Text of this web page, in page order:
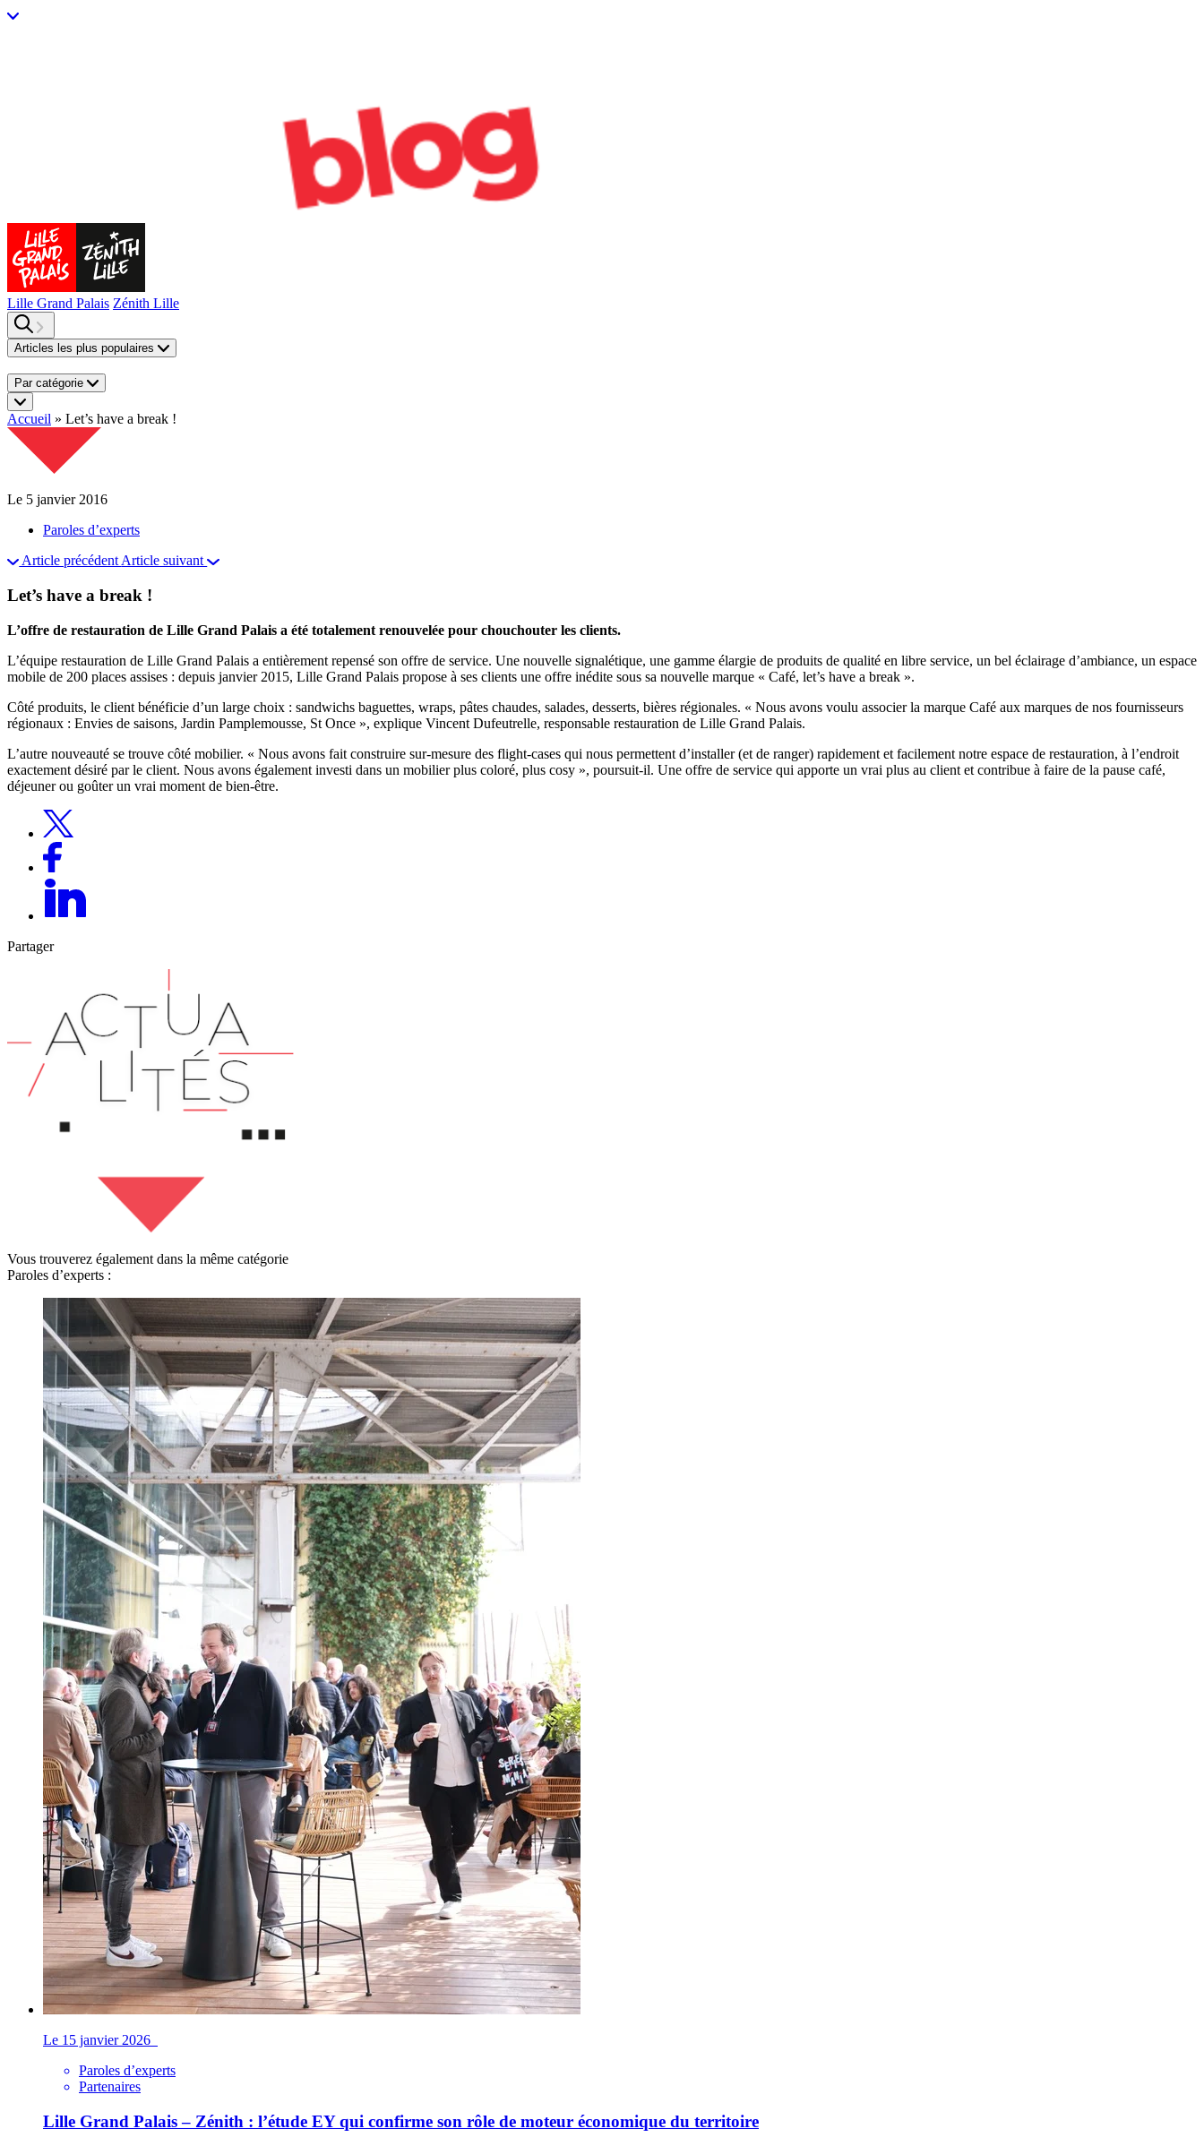
Lille Grand Palais Zénith Lille
Articles les plus populaires
Par catégorie
Accueil » Let’s have a break !
Le 5 janvier 2016
Paroles d’experts
Article précédent Article suivant
Let’s have a break !
L’offre de restauration de Lille Grand Palais a été totalement renouvelée pour chouchouter les clients.
L’équipe restauration de Lille Grand Palais a entièrement repensé son offre de service. Une nouvelle signalétique, une gamme élargie de produits de qualité en libre service, un bel éclairage d’ambiance, un espace
mobile de 200 places assises : depuis janvier 2015, Lille Grand Palais propose à ses clients une offre inédite sous sa nouvelle marque « Café, let’s have a break ».
Côté produits, le client bénéficie d’un large choix : sandwichs baguettes, wraps, pâtes chaudes, salades, desserts, bières régionales. « Nous avons voulu associer la marque Café aux marques de nos fournisseurs
régionaux : Envies de saisons, Jardin Pamplemousse, St Once », explique Vincent Dufeutrelle, responsable restauration de Lille Grand Palais.
L’autre nouveauté se trouve côté mobilier. « Nous avons fait construire sur-mesure des flight-cases qui nous permettent d’installer (et de ranger) rapidement et facilement notre espace de restauration, à l’endroit
exactement désiré par le client. Nous avons également investi dans un mobilier plus coloré, plus cosy », poursuit-il. Une offre de service qui apporte un vrai plus au client et contribue à faire de la pause café,
déjeuner ou goûter un vrai moment de bien-être.
Partager
Vous trouverez également dans la même catégorie
Paroles d’experts :
Le 15 janvier 2026
Paroles d’experts
Partenaires
Lille Grand Palais – Zénith : l’étude EY qui confirme son rôle de moteur économique du territoire